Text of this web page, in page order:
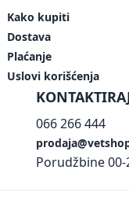
Kako kupiti
Dostava
Plaćanje
Uslovi korišćenja
066 266 444
Porudžbine 00-